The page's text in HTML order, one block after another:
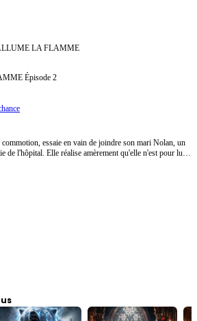
LA FLAMME
Épisode 2
essaie en vain de joindre son mari Nolan, un
de l'hôpital. Elle réalise amèrement qu'elle n'est pour lui
de son mariage sans amour ?